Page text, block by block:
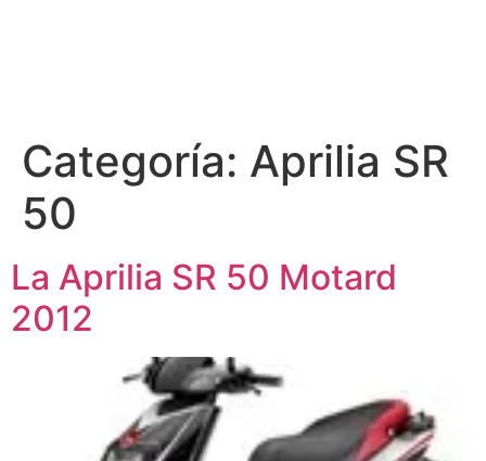
Categoría: Aprilia SR
50
La Aprilia SR 50 Motard
2012